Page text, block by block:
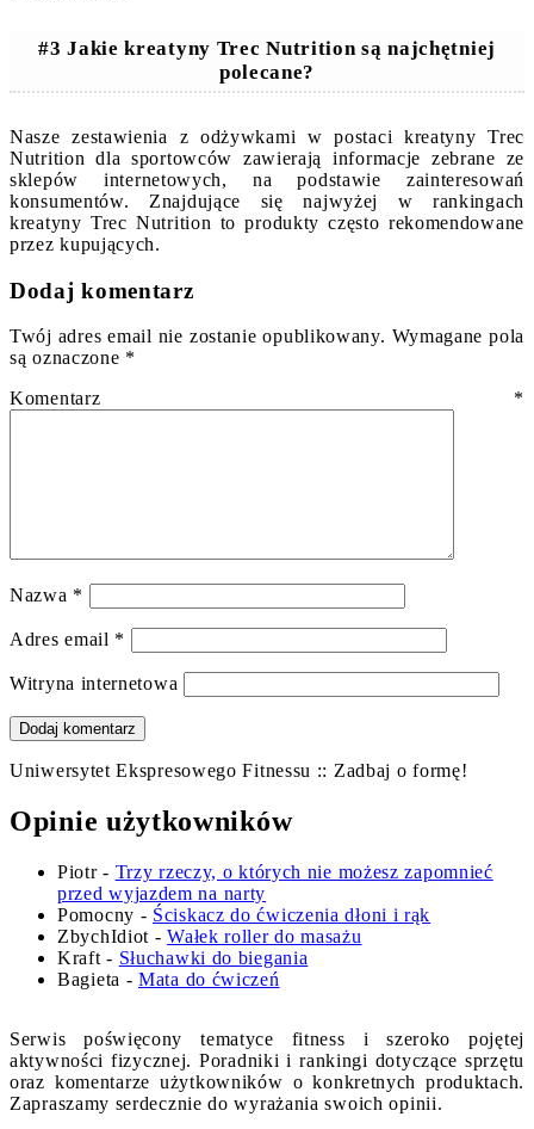
#3 Jakie kreatyny Trec Nutrition są najchętniej
polecane?
Nasze zestawienia z odżywkami w postaci kreatyny Trec
Nutrition dla sportowców zawierają informacje zebrane ze
sklepów internetowych, na podstawie zainteresowań
konsumentów. Znajdujące się najwyżej w rankingach
kreatyny Trec Nutrition to produkty często rekomendowane
przez kupujących.
Dodaj komentarz
Twój adres email nie zostanie opublikowany. Wymagane pola
są oznaczone *
Komentarz *
Nazwa *
Adres email *
Witryna internetowa
Uniwersytet Ekspresowego Fitnessu :: Zadbaj o formę!
Opinie użytkowników
Piotr- Trzy rzeczy, o których nie możesz zapomnieć
przed wyjazdem na narty
Pomocny - Ściskacz do ćwiczenia dłoni i rąk
ZbychIdiot -Wałek roller do masażu
Kraft - Słuchawki do biegania
Bagieta -Mata do ćwiczeń
Serwis poświęcony tematyce fitness i szeroko pojętej
aktywności fizycznej. Poradniki i rankingi dotyczące sprzętu
oraz komentarze użytkowników o konkretnych produktach.
Zapraszamy serdecznie do wyrażania swoich opinii.